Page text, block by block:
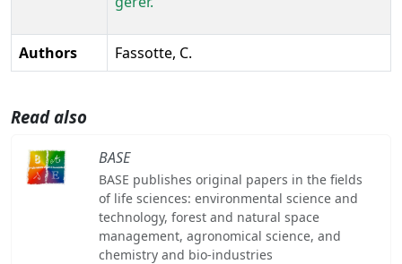
Authors Fassotte, C.
Read also
BASE
BASE publishes original papers in the fields
of life sciences: environmental science and
technology, forest and natural space
management, agronomical science, and
chemistry and bio-industries